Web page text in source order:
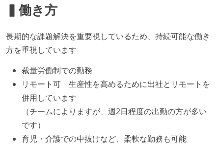
▍働き方
長期的な課題解決を重要視しているため、持続可能な働き
方を重視しています
裁量労働制での勤務
リモート可 生産性を高めるために出社とリモートを
併用しています
（チームによりますが、週2日程度の出勤の方が多い
です）
育児・介護での中抜けなど、柔軟な勤務も可能